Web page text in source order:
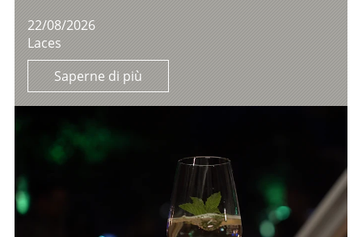
22/08/2026
Laces
Saperne di più